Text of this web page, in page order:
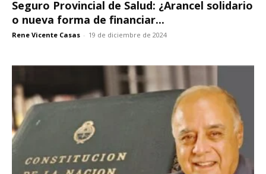
Seguro Provincial de Salud: ¿Arancel solidario
o nueva forma de financiar...
Rene Vicente Casas - 19 de diciembre de 2024